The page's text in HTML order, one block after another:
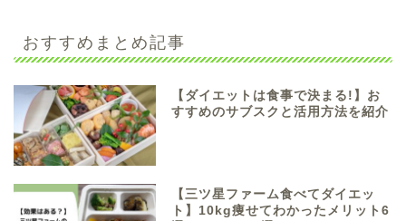
おすすめまとめ記事
【ダイエットは食事で決まる!】お
すすめのサブスクと活用方法を紹介
【三ツ星ファーム食べてダイエッ
ト】10kg痩せてわかったメリット6